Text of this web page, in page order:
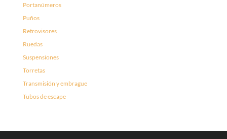
Portanúmeros
Puños
Retrovisores
Ruedas
Suspensiones
Torretas
Transmisión y embrague
Tubos de escape